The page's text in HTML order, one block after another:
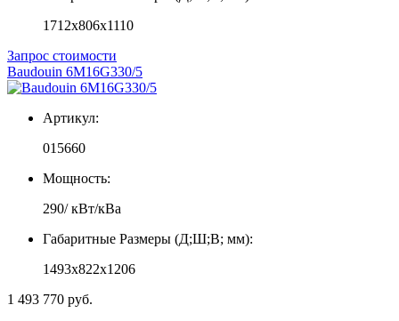
1712x806x1110
Запрос стоимости
Baudouin 6M16G330/5
Артикул:
015660
Мощность:
290/ кВт/кВа
Габаритные Размеры (Д;Ш;В; мм):
1493x822x1206
1 493 770 руб.